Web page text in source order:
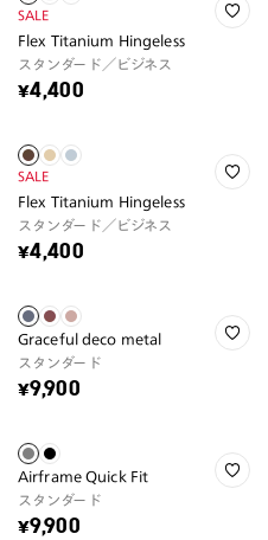
SALE
Flex Titanium Hingeless
スタンダード／ビジネス
¥4,400
SALE
Flex Titanium Hingeless
スタンダード／ビジネス
¥4,400
Graceful deco metal
スタンダード
¥9,900
Airframe Quick Fit
スタンダード
¥9,900